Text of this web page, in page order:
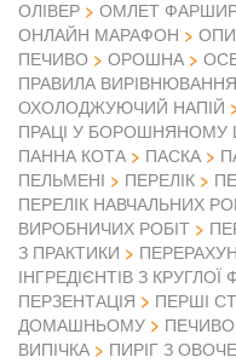
ОЛІВЕР
ОМЛЕТ
ОНЛАЙН МАРАФОН
ПЕЧИВО
ОРОШНА
ПРАВИЛА
ОХОЛОДЖУЮЧИЙ НАПІЙ
ПРАЦІ У БОРОШНЯНОМУ
ПАННА КОТА
ПАСКА
ПЕЛЬМЕНІ
ПЕРЕЛІК
ПЕРЕЛІК НАВЧАЛЬНИХ
ВИРОБНИЧИХ РОБІТ
З ПРАКТИКИ
ІНГРЕДІЄНТІВ З
ПЕРЗЕНТАЦІЯ
ПЕРШІ
ДОМАШНЬОМУ
ПЕЧИВО
ВИПІЧКА
ПИРІГ З